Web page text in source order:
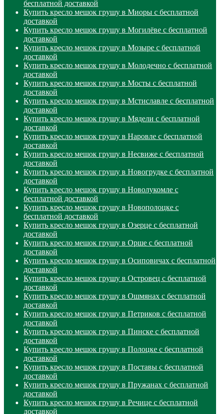
бесплатной доставкой
Купить кресло мешок грушу в Миоры с бесплатной
доставкой
Купить кресло мешок грушу в Могилёве с бесплатной
доставкой
Купить кресло мешок грушу в Мозыре с бесплатной
доставкой
Купить кресло мешок грушу в Молодечно с бесплатной
доставкой
Купить кресло мешок грушу в Мосты с бесплатной
доставкой
Купить кресло мешок грушу в Мстиславле с бесплатной
доставкой
Купить кресло мешок грушу в Мядели с бесплатной
доставкой
Купить кресло мешок грушу в Наровле с бесплатной
доставкой
Купить кресло мешок грушу в Несвиже с бесплатной
доставкой
Купить кресло мешок грушу в Новогрудке с бесплатной
доставкой
Купить кресло мешок грушу в Новолукомле с
бесплатной доставкой
Купить кресло мешок грушу в Новополоцке с
бесплатной доставкой
Купить кресло мешок грушу в Озерце с бесплатной
доставкой
Купить кресло мешок грушу в Орше с бесплатной
доставкой
Купить кресло мешок грушу в Осиповичах с бесплатной
доставкой
Купить кресло мешок грушу в Островец с бесплатной
доставкой
Купить кресло мешок грушу в Ошмянах с бесплатной
доставкой
Купить кресло мешок грушу в Петриков с бесплатной
доставкой
Купить кресло мешок грушу в Пинске с бесплатной
доставкой
Купить кресло мешок грушу в Полоцке с бесплатной
доставкой
Купить кресло мешок грушу в Поставы с бесплатной
доставкой
Купить кресло мешок грушу в Пружанах с бесплатной
доставкой
Купить кресло мешок грушу в Речице с бесплатной
доставкой